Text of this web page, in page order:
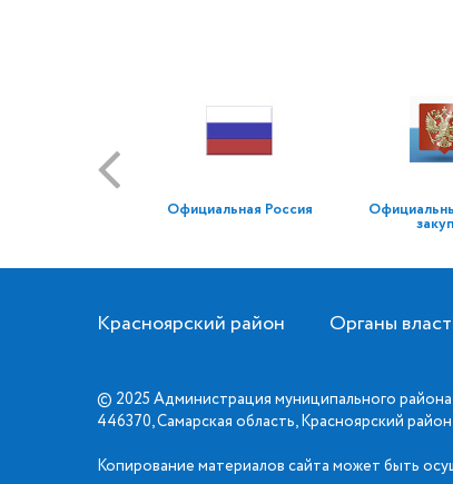
Официальная Россия
Красноярский район Органы
© 2025 Администрация муниципального
446370, Самарская область, Красноярский
Копирование материалов сайта может быть